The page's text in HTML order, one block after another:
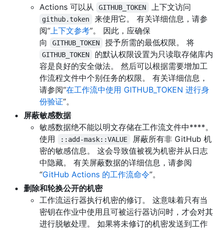
Actions 可以从
GITHUB_TOKEN 上下文访问
github.token
来使用它。 有关详细信息，请参
阅“上下文参考”。 因此，应确保
向
GITHUB_TOKEN 授予所需的最低权限。 将
GITHUB_TOKEN
的默认权限设置为只读取存储库内
容是良好的安全做法。 然后可以根据需要增加工
作流程文件中个别任务的权限。 有关详细信息，
请参阅“在工作流中使用 GITHUB_TOKEN 进行身
份验证”。
屏蔽敏感数据
敏感数据绝不能以明文存储在工作流文件中****。
使用
::add-mask::VALUE
屏蔽所有非 GitHub 机
密的敏感信息。 这会导致值被视为机密并从日志
中隐藏。 有关屏蔽数据的详细信息，请参阅
“GitHub Actions 的工作流命令”。
删除和轮换公开的机密
工作流运行器执行机密的修订。 这意味着只有当
密钥在作业中使用且可被运行器访问时，才会对其
进行脱敏处理。 如果将未修订的机密发送到工作